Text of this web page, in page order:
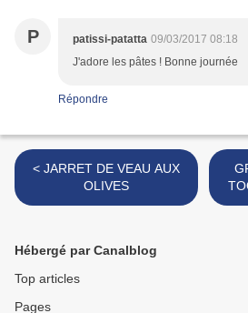
P patissi-patatta 09/03/2017 08:18
J'adore les pâtes ! Bonne journée
Répondre
< JARRET DE VEAU AUX
OLIVES
Hébergé par Canalblog
Top articles
Pages